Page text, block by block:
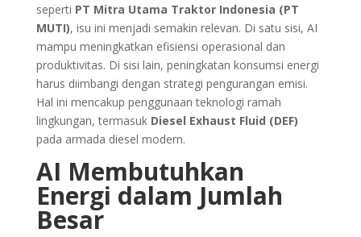
seperti PT Mitra Utama Traktor Indonesia (PT
MUTI), isu ini menjadi semakin relevan. Di satu sisi, AI
mampu meningkatkan efisiensi operasional dan
produktivitas. Di sisi lain, peningkatan konsumsi energi
harus diimbangi dengan strategi pengurangan emisi.
Hal ini mencakup penggunaan teknologi ramah
lingkungan, termasuk Diesel Exhaust Fluid (DEF)
pada armada diesel modern.
AI Membutuhkan
Energi dalam Jumlah
Besar